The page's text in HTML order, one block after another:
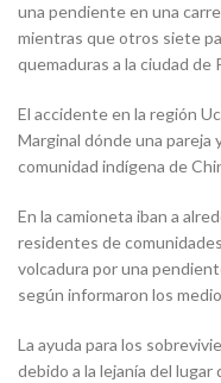
una pendiente en una
mientras que otros siete
quemaduras a la ciudad de
El accidente en la región
Marginal dónde una pareja
comunidad indígena de
En la camioneta iban a
residentes de
volcadura por una
según informaron los
La ayuda para los
debido a la lejanía del